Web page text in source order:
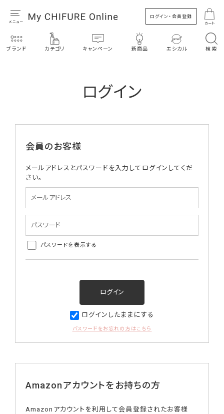
ログイン・会員登録
カート
ブランド カテゴリ キャンペーン 新商品 エシカル 検索
ログイン
会員のお客様
メールアドレスとパスワードを入力してログインしてくだ
さい。
パスワードを表示する
ログインしたままにする
パスワードをお忘れの方はこちら
Amazonアカウントをお持ちの方
Amazonアカウントを利用して会員登録されたお客様